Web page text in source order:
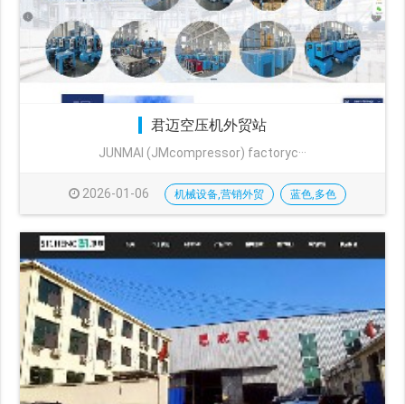
君迈空压机外贸站
JUNMAI (JMcompressor) factoryc···
2026-01-06 机械设备,营销外贸 蓝色,多色